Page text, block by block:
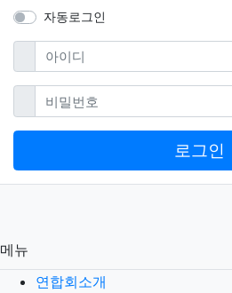
자동로그인
아이디필수
비밀번호필수
로그인
메뉴
연합회소개